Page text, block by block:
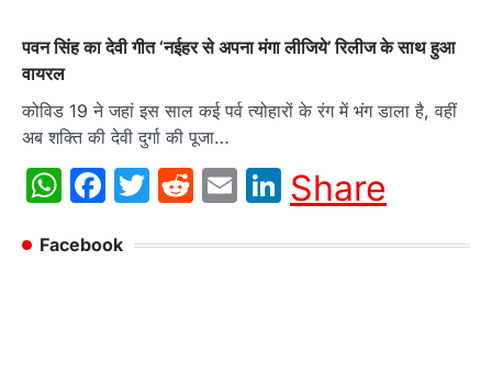
पवन सिंह का देवी गीत ‘नईहर से अपना मंगा लीजिये’ रिलीज के साथ हुआ
वायरल
कोविड 19 ने जहां इस साल कई पर्व त्योहारों के रंग में भंग डाला है, वहीं
अब शक्ति की देवी दुर्गा की पूजा…
WhatsApp
Facebook
Twitter
Reddit
EmailLinkedIn
Share
Facebook